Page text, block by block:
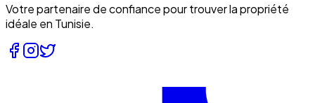
Votre partenaire de confiance pour trouver la propriété
idéale en Tunisie.